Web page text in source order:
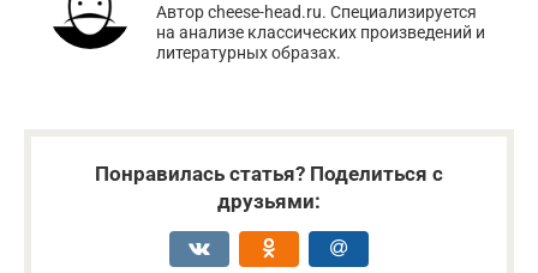
Автор cheese-head.ru. Специализируется
на анализе классических произведений и
литературных образах.
Понравилась статья? Поделиться с
друзьями: